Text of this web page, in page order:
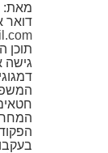
מאת:
דואר
תוכן
גישה